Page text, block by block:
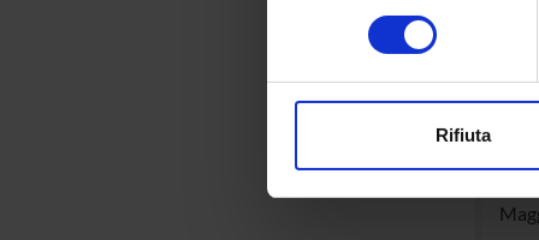
digitali).
modificare o ritirare il tuo
di analisi dei dati web,
Rifiuta